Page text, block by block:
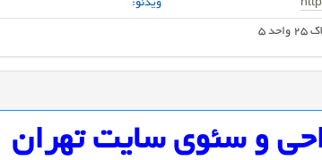
ویدئو:
5
و سئوی سایت تهران